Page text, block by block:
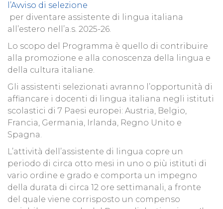
l’Avviso di selezione
per diventare assistente di lingua italiana
all’estero nell’a.s. 2025-26.
Lo scopo del Programma è quello di contribuire
alla promozione e alla conoscenza della lingua e
della cultura italiane.
Gli assistenti selezionati avranno l’opportunità di
affiancare i docenti di lingua italiana negli istituti
scolastici di 7 Paesi europei: Austria, Belgio,
Francia, Germania, Irlanda, Regno Unito e
Spagna.
L’attività dell’assistente di lingua copre un
periodo di circa otto mesi in uno o più istituti di
vario ordine e grado e comporta un impegno
della durata di circa 12 ore settimanali, a fronte
del quale viene corrisposto un compenso